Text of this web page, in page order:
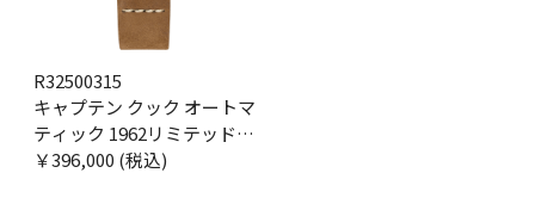
R32500315
キャプテン クック オートマ
ティック 1962リミテッドエ
ディション
￥396,000 (税込)